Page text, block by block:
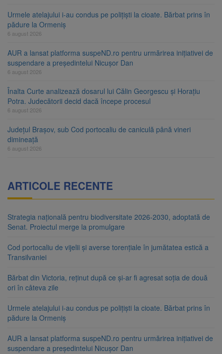
Urmele atelajului i-au condus pe polițiști la cioate. Bărbat prins în
pădure la Ormeniș
6 august 2026
AUR a lansat platforma suspeND.ro pentru urmărirea inițiativei de
suspendare a președintelui Nicușor Dan
6 august 2026
Înalta Curte analizează dosarul lui Călin Georgescu și Horațiu
Potra. Judecătorii decid dacă începe procesul
6 august 2026
Județul Brașov, sub Cod portocaliu de caniculă până vineri
dimineață
6 august 2026
ARTICOLE RECENTE
Strategia națională pentru biodiversitate 2026-2030, adoptată de
Senat. Proiectul merge la promulgare
Cod portocaliu de vijelii și averse torențiale în jumătatea estică a
Transilvaniei
Bărbat din Victoria, reținut după ce și-ar fi agresat soția de două
ori în câteva zile
Urmele atelajului i-au condus pe polițiști la cioate. Bărbat prins în
pădure la Ormeniș
AUR a lansat platforma suspeND.ro pentru urmărirea inițiativei de
suspendare a președintelui Nicușor Dan